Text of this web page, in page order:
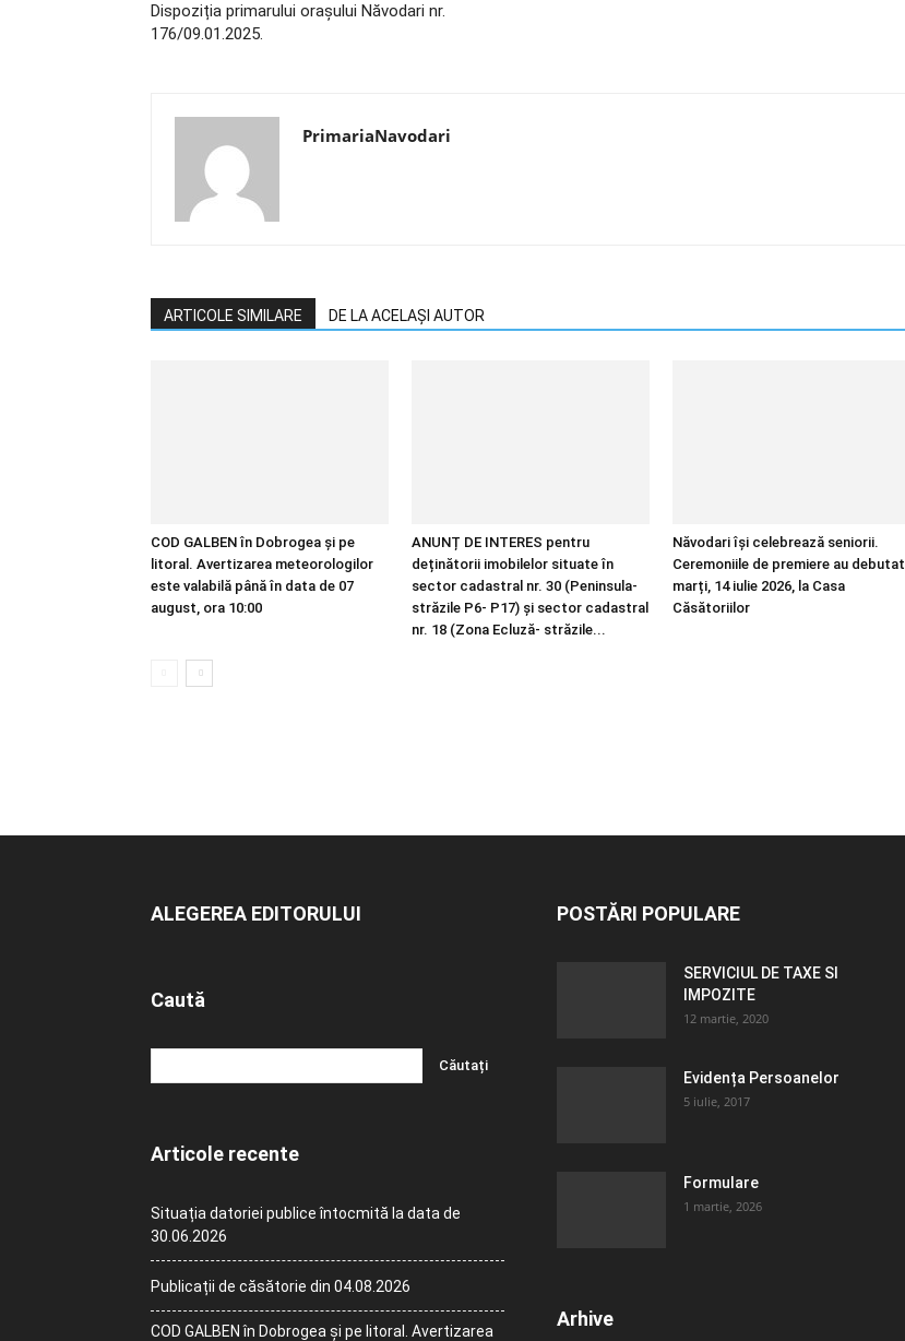
Dispoziția primarului orașului Năvodari nr.
176/09.01.2025.
PrimariaNavodari
ARTICOLE SIMILARE DE LA ACELAȘI AUTOR
COD GALBEN în Dobrogea și pe
litoral. Avertizarea meteorologilor
este valabilă până în data de 07
august, ora 10:00
ANUNȚ DE INTERES pentru
deținătorii imobilelor situate în
sector cadastral nr. 30 (Peninsula-
străzile P6- P17) și sector cadastral
nr. 18 (Zona Ecluză- străzile...
Năvodari își celebrează seniorii.
Ceremoniile de premiere au debutat
marți, 14 iulie 2026, la Casa
Căsătoriilor
ALEGEREA EDITORULUI
Caută
Articole recente
Situația datoriei publice întocmită la data de
30.06.2026
Publicații de căsătorie din 04.08.2026
COD GALBEN în Dobrogea și pe litoral. Avertizarea
POSTĂRI POPULARE
SERVICIUL DE TAXE SI
IMPOZITE
12 martie, 2020
Evidența Persoanelor
5 iulie, 2017
Formulare
1 martie, 2026
Arhive